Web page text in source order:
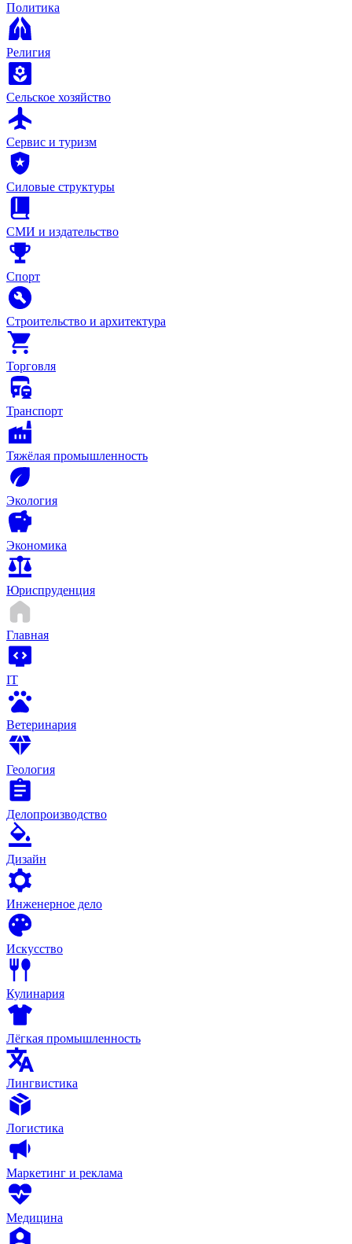
Политика
Религия
Сельское хозяйство
Сервис и туризм
Силовые структуры
СМИ и издательство
Спорт
Строительство и архитектура
Торговля
Транспорт
Тяжёлая промышленность
Экология
Экономика
Юриспруденция
Главная
IT
Ветеринария
Геология
Делопроизводство
Дизайн
Инженерное дело
Искусство
Кулинария
Лёгкая промышленность
Лингвистика
Логистика
Маркетинг и реклама
Медицина